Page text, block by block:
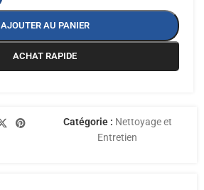
AJOUTER AU PANIER
ACHAT RAPIDE
Catégorie : Nettoyage et
Entretien